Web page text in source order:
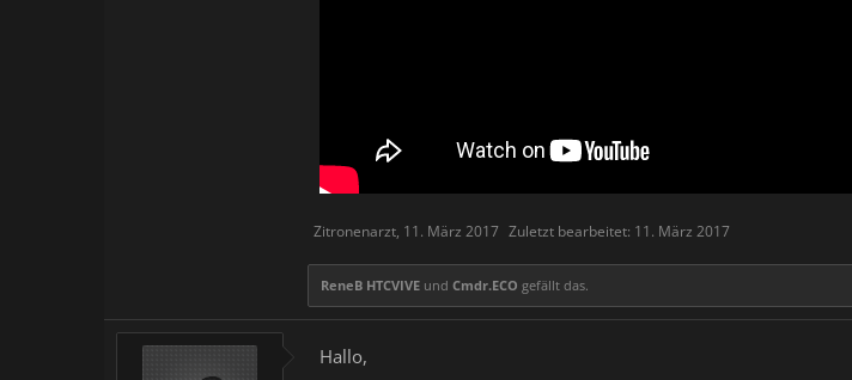
Zitronenarzt, 11. März 2017 Zuletzt bearbeitet: 11. März 2017
ReneB HTCVIVE und Cmdr.ECO gefällt das.
Hallo,